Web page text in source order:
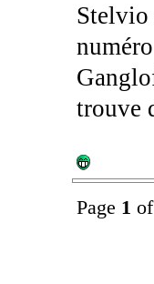
Stelvio
trouve
Page 1 of